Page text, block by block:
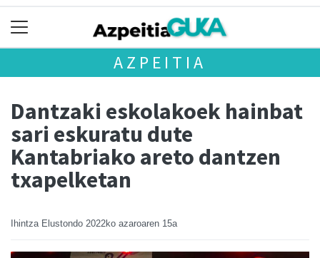
AZPEITIA
Dantzaki eskolakoek hainbat
sari eskuratu dute
Kantabriako areto dantzen
txapelketan
Ihintza Elustondo 2022ko azaroaren 15a